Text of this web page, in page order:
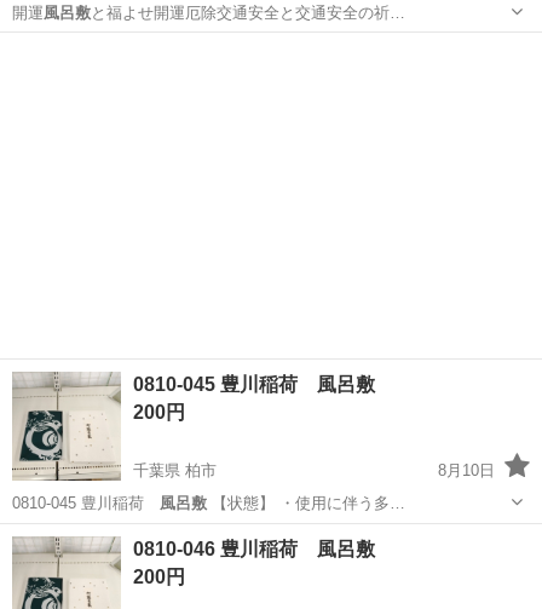
開運風呂敷と福よせ開運厄除交通安全と交通安全の祈…
0810-045 豊川稲荷 風呂敷
200円
千葉県 柏市
8月10日
0810-045 豊川稲荷 風呂敷 【状態】 ・使用に伴う多…
千葉 柏市 インテリア雑貨/小物 風呂敷
0810-046 豊川稲荷 風呂敷
200円